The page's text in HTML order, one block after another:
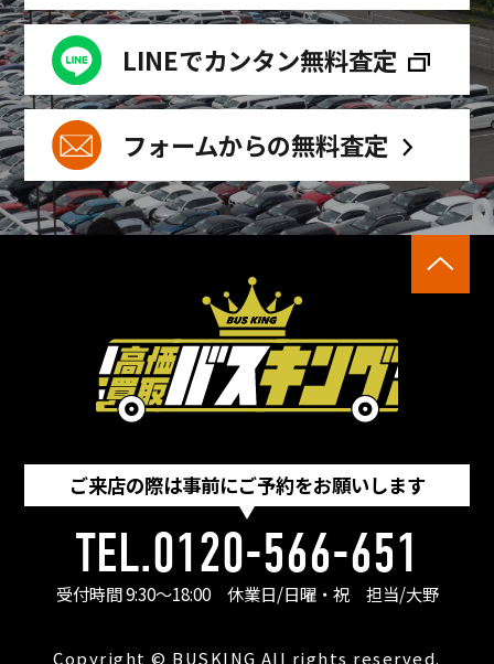
LINEでカンタン無料査定
フォームからの無料査定
ご来店の際は事前にご予約をお願いします
TEL.0120-566-651
受付時間 9:30〜18:00 休業日/日曜・祝 担当/大野
Copyright © BUSKING All rights reserved.